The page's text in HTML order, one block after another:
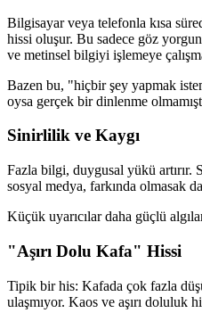
Bilgisayar veya telefonla kısa
hissi oluşur. Bu sadece göz
ve metinsel bilgiyi işlemeye
Bazen bu, "hiçbir şey yapmak
oysa gerçek bir dinlenme
Sinirlilik ve Kaygı
Fazla bilgi, duygusal yükü
sosyal medya, farkında olmasak
Küçük uyarıcılar daha güçlü
"Aşırı Dolu Kafa" Hissi
Tipik bir his: Kafada çok fazla
ulaşmıyor. Kaos ve aşırı doluluk